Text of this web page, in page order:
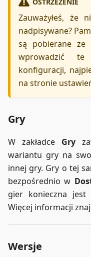
Zauważyłeś, że
nadpisywane?
są pobierane ze
wprowadzić
konfiguracji,
na stronie
Gry
W zakładce Gry
wariantu gry na
innej gry. Gry o tej
bezpośrednio w
gier konieczna
Więcej informacji
Wersje